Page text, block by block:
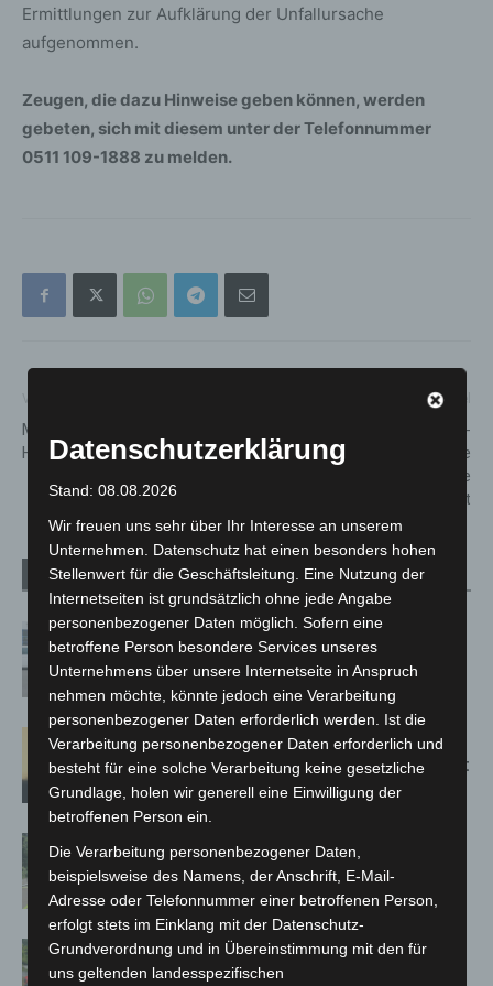
Ermittlungen zur Aufklärung der Unfallursache
aufgenommen.
Zeugen, die dazu Hinweise geben können, werden
gebeten, sich mit diesem unter der Telefonnummer
0511 109-1888 zu melden.
Mehrere Sturmeinsätze für
Hannovers Feuerwehren
Nächster Artikel
Kreisverkehr an den Elisabeth-
Arkaden erhält in der Woche
ab dem 29. Januar die zweite
Betonschicht
Verwandte Artikel Mehr vom Autor
Niedersachsen: Feuerwehrkräfte
kehren nach Waldbrandeinsatz aus
Spanien zurück
Hannover: Erste Tigermücken-
Population in Niedersachsen entdeckt
Brand im „Haus der Begegnung“ in
Neuwarmbüchen schnell eingedämmt
Region Hannover: 21 neue
Notfallsanitäter starten beim Roten
Datenschutzerklärung
Stand: 08.08.2026
Wir freuen uns sehr über Ihr Interesse an unserem
Unternehmen. Datenschutz hat einen besonders hohen
Stellenwert für die Geschäftsleitung. Eine Nutzung der
Internetseiten ist grundsätzlich ohne jede Angabe
personenbezogener Daten möglich. Sofern eine
betroffene Person besondere Services unseres
Unternehmens über unsere Internetseite in Anspruch
nehmen möchte, könnte jedoch eine Verarbeitung
personenbezogener Daten erforderlich werden. Ist die
Verarbeitung personenbezogener Daten erforderlich und
besteht für eine solche Verarbeitung keine gesetzliche
Grundlage, holen wir generell eine Einwilligung der
betroffenen Person ein.
Die Verarbeitung personenbezogener Daten,
beispielsweise des Namens, der Anschrift, E-Mail-
Adresse oder Telefonnummer einer betroffenen Person,
erfolgt stets im Einklang mit der Datenschutz-
Grundverordnung und in Übereinstimmung mit den für
uns geltenden landesspezifischen